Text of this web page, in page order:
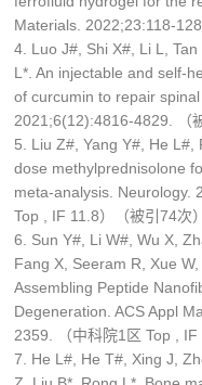
Materials. 2022;23:118-
4. Luo J#, Shi X#, Li L,
L*. An injectable and self-
of curcumin to repair
2021;6(12):4816-4829. （
5. Liu Z#, Yang Y#, He L#,
dose methylprednisolone
meta-analysis. Neurology.
Top , IF 11.8）（被引74次）
6. Sun Y#, Li W#, Wu X,
Fang X, Seeram R, Xue
Assembling Peptide
Degeneration. ACS Appl
2359. （中科院1区 Top , IF
7. He L#, He T#, Xing J,